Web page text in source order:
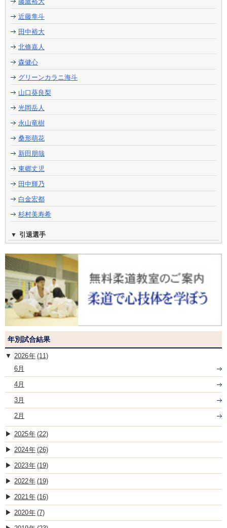
近藤隼斗
田中裕大
北條嘉人
森健心
グリーンカラニ海斗
山口葵良梨
光岡岳人
永山竜樹
桑形萌花
新田朋哉
東郷丈児
田中輝乃
白金宏都
杉村美寿希
引退選手
年別試合結果
2026
(11)
6月
4月
3月
2月
2025 (22)
2024 (26)
2023 (19)
2022 (19)
2021 (16)
2020 (7)